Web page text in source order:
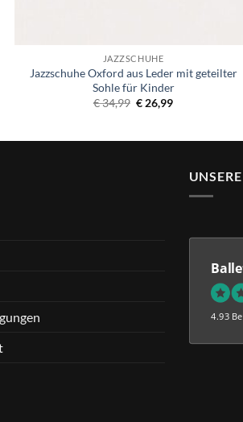
JAZZSCHUHE
Jazzschuhe Oxford aus Leder mit geteilter
Sohle für Kinder
€34,99 Ursprünglicher
Preis
€ 26,99Aktueller
4.93